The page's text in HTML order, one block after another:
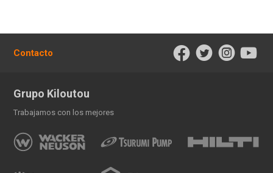
Contacto
Grupo Kiloutou
Trabajamos con los mejores